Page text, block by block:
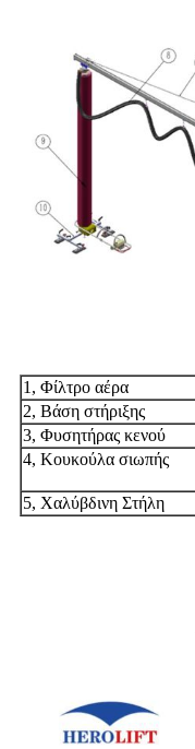
1, Φίλτρο αέρα
2, Βάση στήριξης
3, Φυσητήρας κενού
4, Κουκούλα σιωπής
5, Χαλύβδινη Στήλη